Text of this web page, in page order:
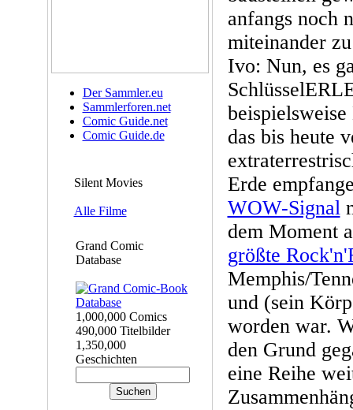
Der Sammler.eu
Sammlerforen.net
Comic Guide.net
Comic Guide.de
Silent Movies
Alle Filme
Grand Comic
Database
1,000,000 Comics
490,000 Titelbilder
1,350,000
Geschichten
anfangs noch
miteinander
Ivo: Nun, es
das bis heute
Erde
WOW-Signal
dem Moment
größte
Memphis/
und (sein
worden war.
den Grund
eine Reihe